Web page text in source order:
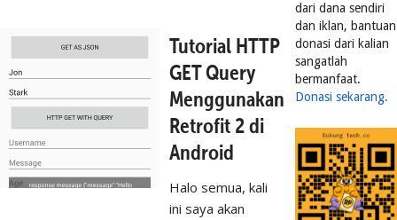
Tutorial HTTP
GET Query
Menggunakan
Retrofit 2 di
Android
Halo semua, kali
ini saya akan
dari dana sendiri
dan iklan, bantuan
donasi dari kalian
sangatlah
bermanfaat.
Donasi sekarang.